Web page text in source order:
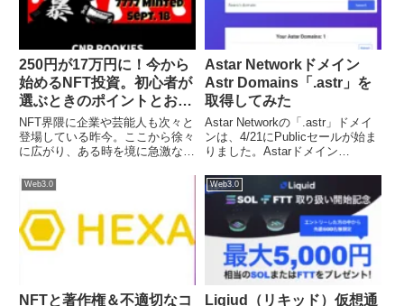
250円が17万円に！今から
始めるNFT投資。初心者が
選ぶときのポイントとおす
すめNFT
NFT界隈に企業や芸能人も次々と
登場している昨今。ここから徐々
に広がり、ある時を境に急激な広
す。とは言っても、まだまだNFT
に関わっている日本人は少ないの
が実情。でも逆手に取れば今始め
れば先行者利益がつかめるか...
Astar Networkドメイン
Astr Domains「.astr」を
取得してみた
Astar Networkの「.astr」ドメイ
ンは、4/21にPublicセールが始ま
りました。Astarドメイン
馴染みのネットワーク「Astar
Network」上で展開される
「WEB3」のドメイン...
Web3.0
NFTと著作権＆不適切なコ
Web3.0
Liqiud（リキッド）仮想通